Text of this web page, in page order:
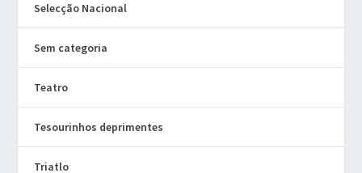
Selecção Nacional
Sem categoria
Teatro
Tesourinhos deprimentes
Triatlo